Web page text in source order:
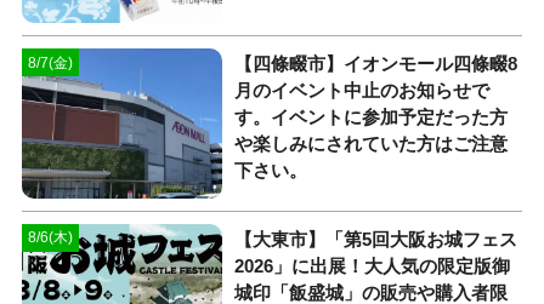
8/7(金)
【四條畷市】イオンモール四條畷8
月のイベント中止のお知らせで
す。イベントに参加予定だった方
や楽しみにされていた方はご注意
下さい。
8/6(木)
【大東市】「第5回大阪お城フェス
2026」に出展！大人気の限定版御
城印「飯盛城」の販売や購入者限